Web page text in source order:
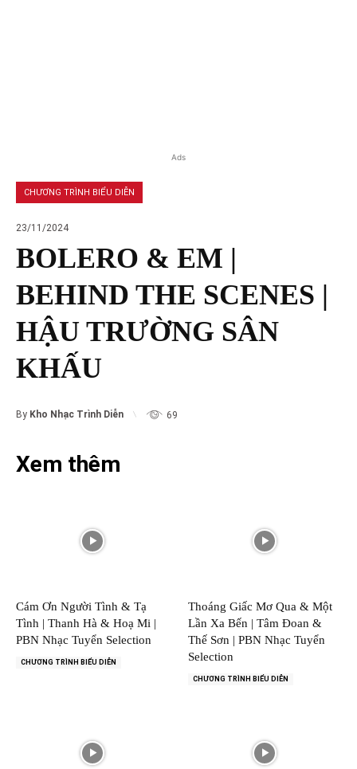
Ads
CHƯƠNG TRÌNH BIỂU DIỄN
23/11/2024
BOLERO & EM |
BEHIND THE SCENES |
HẬU TRƯỜNG SÂN
KHẤU
By Kho Nhạc Trình Diễn 69
Xem thêm
Cám Ơn Người Tình & Tạ
Tình | Thanh Hà & Hoạ Mi |
PBN Nhạc Tuyển Selection
CHƯƠNG TRÌNH BIỂU DIỄN
Thoáng Giấc Mơ Qua & Một
Lần Xa Bến | Tâm Đoan &
Thế Sơn | PBN Nhạc Tuyển
Selection
CHƯƠNG TRÌNH BIỂU DIỄN